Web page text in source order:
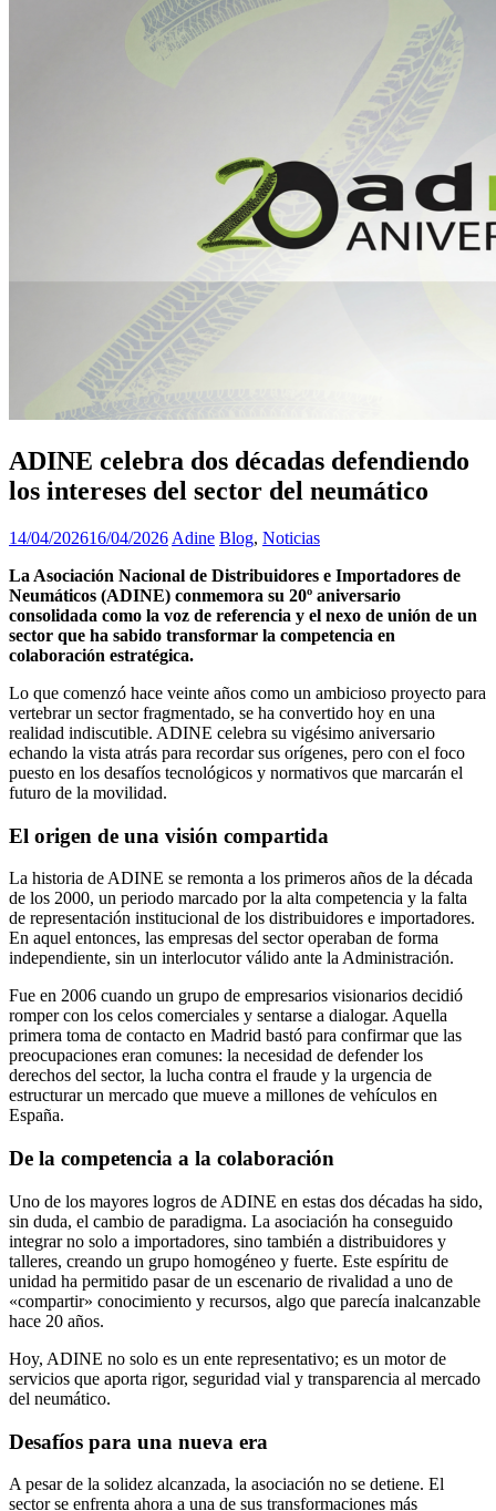
ADINE celebra dos décadas defendiendo
los intereses del sector del neumático
14/04/202616/04/2026 Adine Blog, Noticias
La Asociación Nacional de Distribuidores e Importadores de
Neumáticos (ADINE) conmemora su 20º aniversario
consolidada como la voz de referencia y el nexo de unión de un
sector que ha sabido transformar la competencia en
colaboración estratégica.
Lo que comenzó hace veinte años como un ambicioso proyecto para
vertebrar un sector fragmentado, se ha convertido hoy en una
realidad indiscutible. ADINE celebra su vigésimo aniversario
echando la vista atrás para recordar sus orígenes, pero con el foco
puesto en los desafíos tecnológicos y normativos que marcarán el
futuro de la movilidad.
El origen de una visión compartida
La historia de ADINE se remonta a los primeros años de la década
de los 2000, un periodo marcado por la alta competencia y la falta
de representación institucional de los distribuidores e importadores.
En aquel entonces, las empresas del sector operaban de forma
independiente, sin un interlocutor válido ante la Administración.
Fue en 2006 cuando un grupo de empresarios visionarios decidió
romper con los celos comerciales y sentarse a dialogar. Aquella
primera toma de contacto en Madrid bastó para confirmar que las
preocupaciones eran comunes: la necesidad de defender los
derechos del sector, la lucha contra el fraude y la urgencia de
estructurar un mercado que mueve a millones de vehículos en
España.
De la competencia a la colaboración
Uno de los mayores logros de ADINE en estas dos décadas ha sido,
sin duda, el cambio de paradigma. La asociación ha conseguido
integrar no solo a importadores, sino también a distribuidores y
talleres, creando un grupo homogéneo y fuerte. Este espíritu de
unidad ha permitido pasar de un escenario de rivalidad a uno de
«compartir» conocimiento y recursos, algo que parecía inalcanzable
hace 20 años.
Hoy, ADINE no solo es un ente representativo; es un motor de
servicios que aporta rigor, seguridad vial y transparencia al mercado
del neumático.
Desafíos para una nueva era
A pesar de la solidez alcanzada, la asociación no se detiene. El
sector se enfrenta ahora a una de sus transformaciones más